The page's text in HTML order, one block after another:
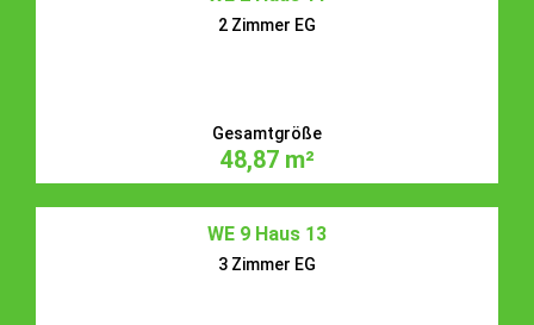
2 Zimmer EG
Gesamtgröße
48,87 m²
WE 9 Haus 13
3 Zimmer EG